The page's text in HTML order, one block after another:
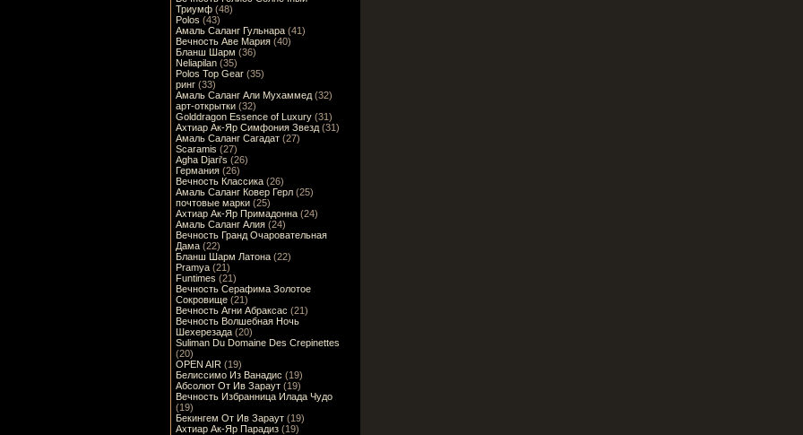
Триумф(48)
Polos (43)
Амаль Саланг Гульнара(41)
Вечность Аве Мария(40)
Бланш Шарм (36)
Neliapilan(35)
Polos Top Gear(35)
ринг(33)
Амаль Саланг Али Мухаммед(32)
арт-открытки(32)
Golddragon Essence of Luxury(31)
Ахтиар Ак-Яр Симфония Звезд(31)
Амаль Саланг Сагадат(27)
Scaramis (27)
Agha Djari's (26)
Германия(26)
Вечность Классика(26)
Амаль Саланг Ковер Герл(25)
почтовые марки(25)
Ахтиар Ак-Яр Примадонна(24)
Амаль Саланг Алия(24)
Вечность Гранд Очаровательная
Дама(22)
Бланш Шарм Латона(22)
Pramya(21)
Funtimes (21)
Вечность Серафима Золотое
Сокровище(21)
Вечность Агни Абраксас (21)
Вечность Волшебная Ночь
Шехерезада(20)
Suliman Du Domaine Des Crepinettes
(20)
OPEN AIR (19)
Белиссимо Из Ванадис (19)
Абсолют От Ив Зараут(19)
Вечность Избранница Илада Чудо
(19)
Бекингем От Ив Зараут(19)
Ахтиар Ак-Яр Парадиз(19)